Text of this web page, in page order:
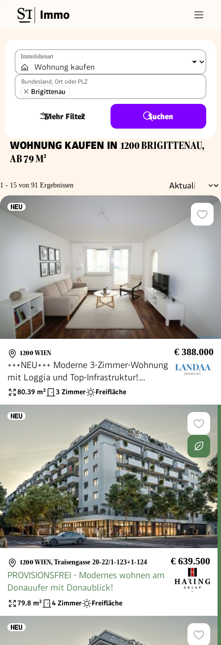
Immo
Immobilienart
Bundesland, Ort oder PLZ
Brigittenau
Mehr Filter
2 Suchen
WOHNUNG KAUFEN IN 1200 BRIGITTENAU,
AB 79 M²
1 - 15 von 91 Ergebnissen
1200 WIEN € 388.000
+++NEU+++ Moderne 3-Zimmer-Wohnung
mit Loggia und Top-Infrastruktur!
Millenium City Nähe
80.39 m² 3 Zimmer Freifläche
1200 WIEN, Traisengasse 20-22/1-123+1-124 € 639.500
PROVISIONSFREI - Modernes wohnen am
Donauufer mit Donaublick!
79.8 m² 4 Zimmer Freifläche